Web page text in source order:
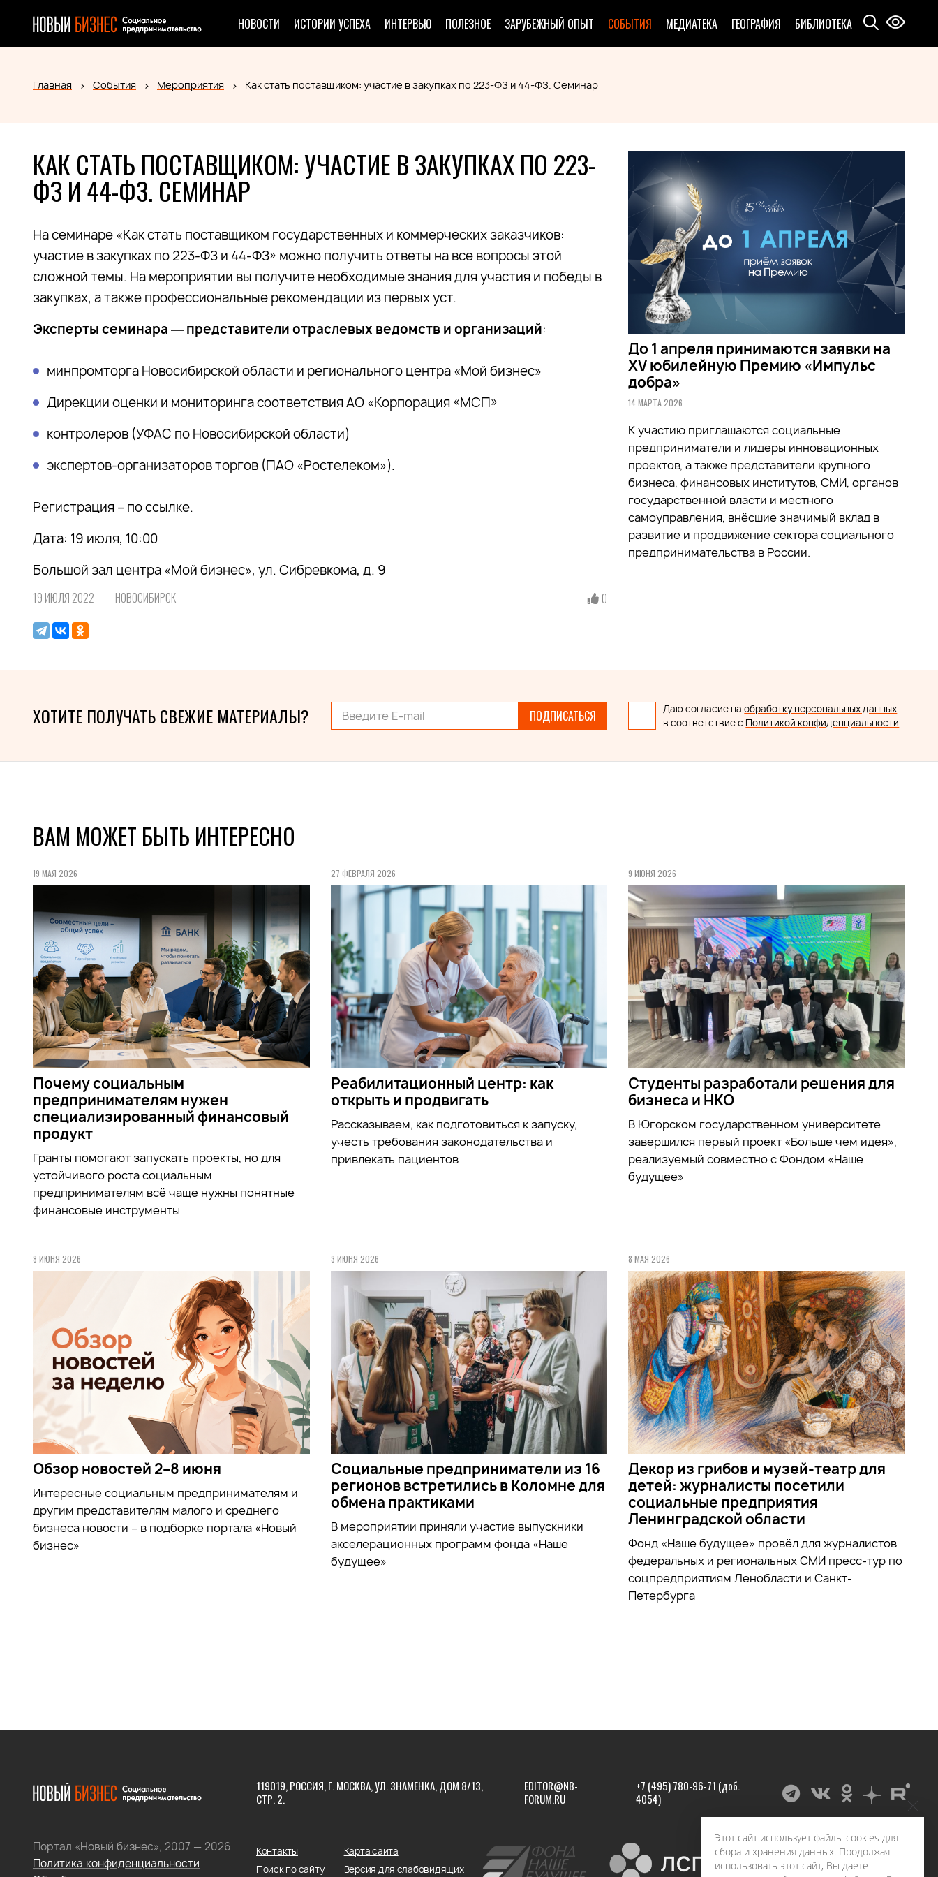
НОВОСТИ ИСТОРИИ УСПЕХА ИНТЕРВЬЮ ПОЛЕЗНОЕ ЗАРУБЕЖНЫЙ ОПЫТ СОБЫТИЯ МЕДИАТЕКА ГЕОГРАФИЯ БИБЛИОТЕКА
Главная События Мероприятия Как стать поставщиком: участие в закупках по 223-ФЗ и 44-ФЗ. Семинар
КАК СТАТЬ ПОСТАВЩИКОМ: УЧАСТИЕ В ЗАКУПКАХ ПО 223-
ФЗ И 44-ФЗ. СЕМИНАР
На семинаре «Как стать поставщиком государственных и коммерческих заказчиков:
участие в закупках по 223-ФЗ и 44-ФЗ» можно получить ответы на все вопросы этой
сложной темы. На мероприятии вы получите необходимые знания для участия и победы в
закупках, а также профессиональные рекомендации из первых уст.
Эксперты семинара ― представители отраслевых ведомств и организаций:
минпромторга Новосибирской области и регионального центра «Мой бизнес»
Дирекции оценки и мониторинга соответствия АО «Корпорация «МСП»
контролеров (УФАС по Новосибирской области)
экспертов-организаторов торгов (ПАО «Ростелеком»).
Регистрация – поссылке.
Дата: 19 июля, 10:00
Большой зал центра «Мой бизнес», ул. Сибревкома, д. 9
19 ИЮЛЯ 2022 НОВОСИБИРСК 0
До 1 апреля принимаются заявки на
XV юбилейную Премию «Импульс
добра»
14 МАРТА 2026
К участию приглашаются социальные
предприниматели и лидеры инновационных
проектов, а также представители крупного
бизнеса, финансовых институтов, СМИ, органов
государственной власти и местного
самоуправления, внёсшие значимый вклад в
развитие и продвижение сектора социального
предпринимательства в России.
ХОТИТЕ ПОЛУЧАТЬ СВЕЖИЕ МАТЕРИАЛЫ? ПОДПИСАТЬСЯ Даю согласие наобработку персональных данных
в соответствие с Политикой конфиденциальности
ВАМ МОЖЕТ БЫТЬ ИНТЕРЕСНО
19 МАЯ 2026
Почему социальным
предпринимателям нужен
специализированный финансовый
продукт
Гранты помогают запускать проекты, но для
устойчивого роста социальным
предпринимателям всё чаще нужны понятные
финансовые инструменты
27 ФЕВРАЛЯ 2026
Реабилитационный центр: как
открыть и продвигать
Рассказываем, как подготовиться к запуску,
учесть требования законодательства и
привлекать пациентов
9 ИЮНЯ 2026
Студенты разработали решения для
бизнеса и НКО
В Югорском государственном университете
завершился первый проект «Больше чем идея»,
реализуемый совместно с Фондом «Наше
будущее»
8 ИЮНЯ 2026
Обзор новостей 2–8 июня
Интересные социальным предпринимателям и
другим представителям малого и среднего
бизнеса новости – в подборке портала «Новый
бизнес»
3 ИЮНЯ 2026
Социальные предприниматели из 16
регионов встретились в Коломне для
обмена практиками
В мероприятии приняли участие выпускники
акселерационных программ фонда «Наше
будущее»
8 МАЯ 2026
Декор из грибов и музей-театр для
детей: журналисты посетили
социальные предприятия
Ленинградской области
Фонд «Наше будущее» провёл для журналистов
федеральных и региональных СМИ пресс-тур по
соцпредприятиям Ленобласти и Санкт-
Петербурга
119019, РОССИЯ, Г. МОСКВА, УЛ. ЗНАМЕНКА, ДОМ 8/13,
СТР. 2.
EDITOR@NB-
FORUM.RU
+7 (495) 780-96-71 (доб.
4054)
Портал «Новый бизнес», 2007 — 2026
Политика конфиденциальности
Контакты
Карта сайта
Поиск по сайту
Версия для слабовидящих
Этот сайт использует файлы cookies для
сбора и хранения данных. Продолжая
использовать этот сайт, Вы даете